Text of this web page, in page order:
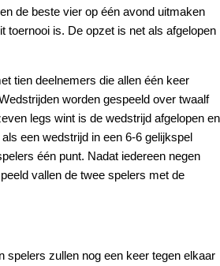
de beste vier op één avond uitmaken
toernooi is. De opzet is net als afgelopen
tien deelnemers die allen één keer
worden gespeeld over twaalf
legs wint is de wedstrijd afgelopen en
een wedstrijd in een 6-6 gelijkspel
één punt. Nadat iedereen negen
vallen de twee spelers met de
spelers zullen nog een keer tegen elkaar